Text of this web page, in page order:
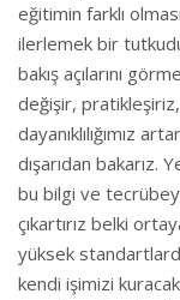
eğitimin farklı
ilerlemek bir
bakış açılarını
değişir,
dayanıklılığımız
dışarıdan
bu bilgi ve
çıkartırız belki
yüksek
kendi işimizi